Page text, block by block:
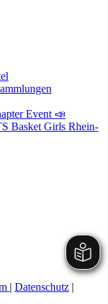
Event 📣
Basket Girls Rhein-
| Datenschutz |